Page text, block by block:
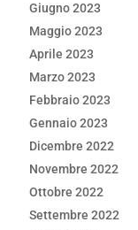
Giugno 2023
Maggio 2023
Aprile 2023
Marzo 2023
Febbraio 2023
Gennaio 2023
Dicembre 2022
Novembre 2022
Ottobre 2022
Settembre 2022